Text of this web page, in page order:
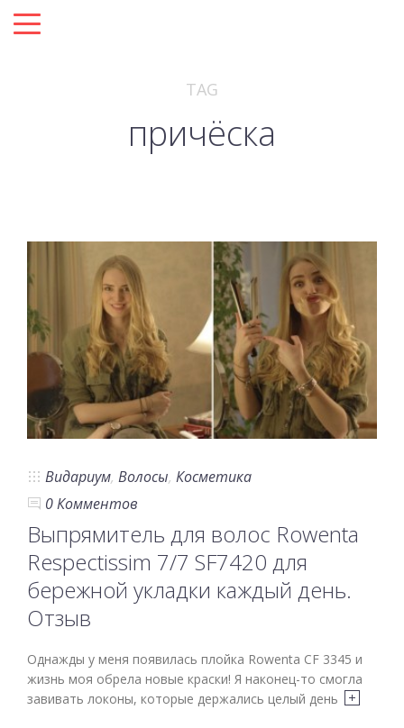
TAG
причёска
Видариум, Волосы, Косметика
0 Комментов
Выпрямитель для волос Rowenta
Respectissim 7/7 SF7420 для
бережной укладки каждый день.
Отзыв
Однажды у меня появилась плойка Rowenta CF 3345 и
жизнь моя обрела новые краски! Я наконец-то смогла
завивать локоны, которые держались целый день